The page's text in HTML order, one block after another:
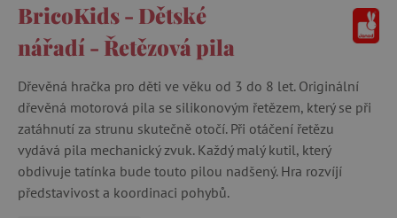
BricoKids - Dětské
nářadí - Řetězová pila
Dřevěná hračka pro děti ve věku od 3 do 8 let. Originální
dřevěná motorová pila se silikonovým řetězem, který se při
zatáhnutí za strunu skutečně otočí. Při otáčení řetězu
vydává pila mechanický zvuk. Každý malý kutil, který
obdivuje tatínka bude touto pilou nadšený. Hra rozvíjí
představivost a koordinaci pohybů.